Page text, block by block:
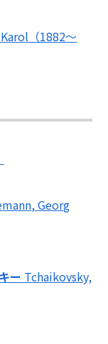
（1882～
Georg
ー Tchaikovsky,